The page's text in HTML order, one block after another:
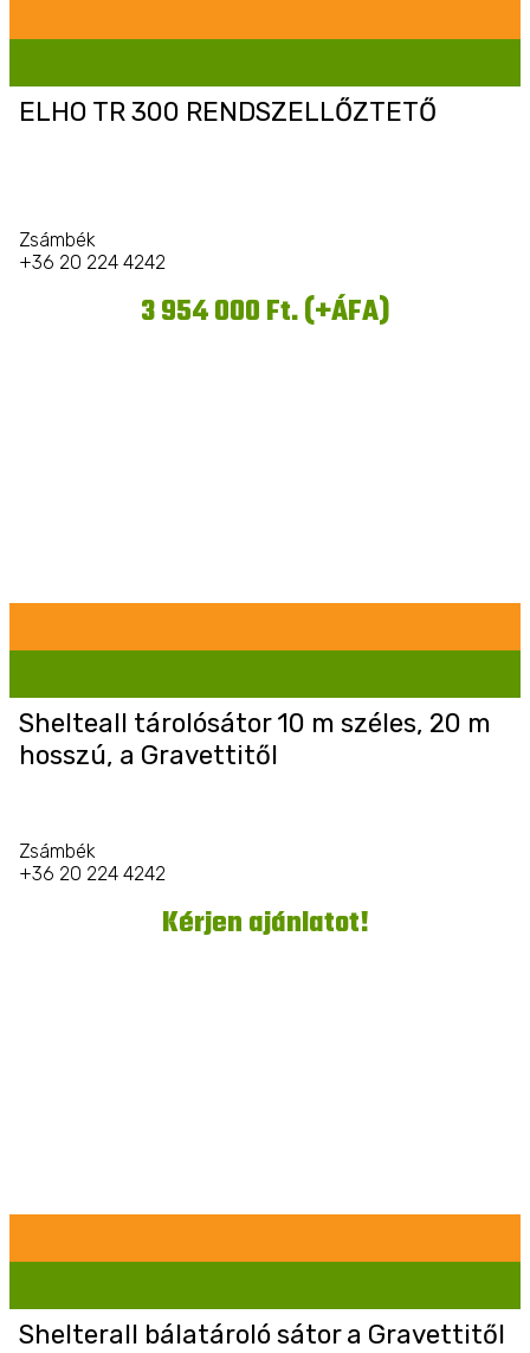
ELHO TR 300 RENDSZELLŐZTETŐ
Zsámbék
+36 20 224 4242
3 954 000 Ft. (+ÁFA)
Shelteall tárolósátor 10 m széles, 20 m
hosszú, a Gravettitől
Zsámbék
+36 20 224 4242
Kérjen ajánlatot!
Shelterall bálatároló sátor a Gravettitől